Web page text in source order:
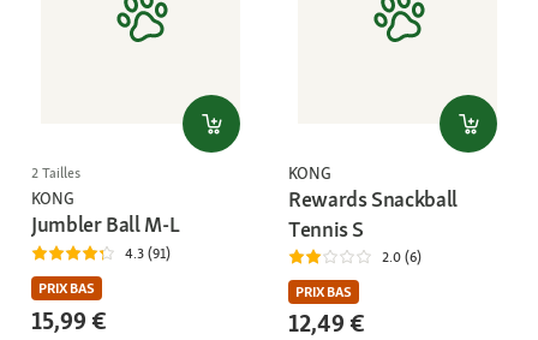
2 Tailles
KONG
Jumbler Ball M-L
4.3 (91)
PRIX BAS
15,99 €
KONG
Rewards Snackball
Tennis S
2.0 (6)
PRIX BAS
12,49 €